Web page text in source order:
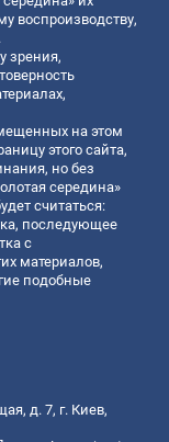
воспроизводству,
зрения,
на этом
этого сайта,
но без
середина»
считаться:
последующее
с
материалов,
подобные
д. 7, г. Киев,